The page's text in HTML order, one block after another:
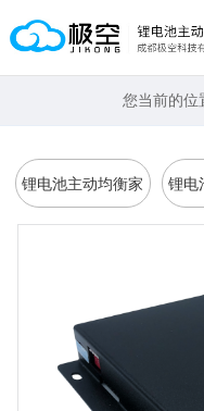
您当前的位
锂电池主动均衡家 锂电